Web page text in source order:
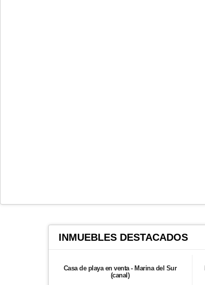
INMUEBLES DESTACADOS
Casa de playa en venta - Marina del Sur
(canal)